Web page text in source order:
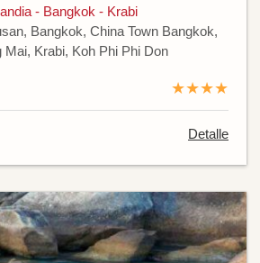
- Bangkok - Krabi
Bangkok, China Town Bangkok,
Mai, Krabi, Koh Phi Phi Don
★★★★
Detalle